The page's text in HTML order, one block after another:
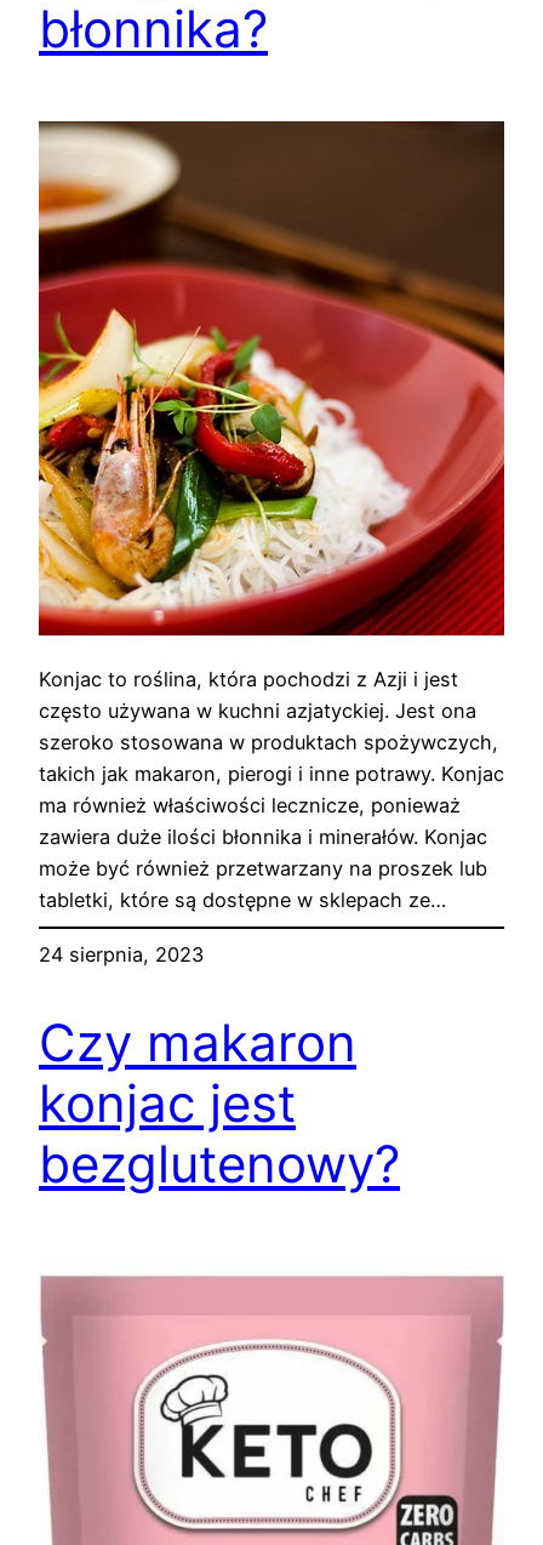
błonnika?
Konjac to roślina, która pochodzi z Azji i jest
często używana w kuchni azjatyckiej. Jest ona
szeroko stosowana w produktach spożywczych,
takich jak makaron, pierogi i inne potrawy. Konjac
ma również właściwości lecznicze, ponieważ
zawiera duże ilości błonnika i minerałów. Konjac
może być również przetwarzany na proszek lub
tabletki, które są dostępne w sklepach ze…
24 sierpnia, 2023
Czy makaron
konjac jest
bezglutenowy?